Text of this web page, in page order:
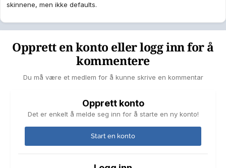
skinnene, men ikke defaults.
Opprett en konto eller logg inn for å
kommentere
Du må være et medlem for å kunne skrive en kommentar
Opprett konto
Det er enkelt å melde seg inn for å starte en ny konto!
Start en konto